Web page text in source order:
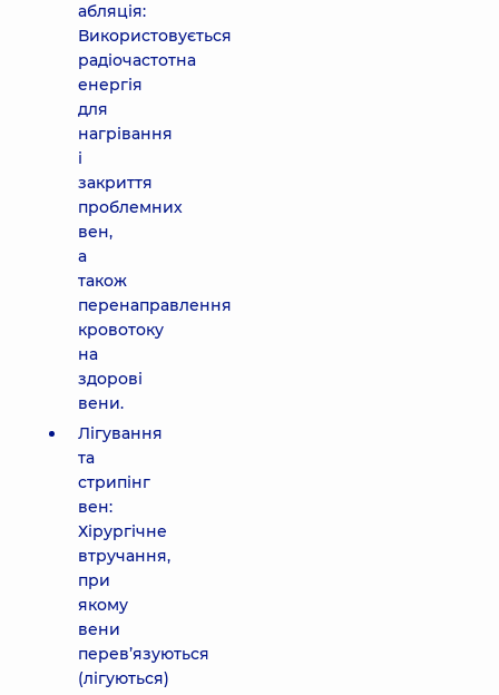
абляція:
Використовується
радіочастотна
енергія
для
нагрівання
і
закриття
проблемних
вен,
а
також
перенаправлення
кровотоку
на
здорові
вени.
Лігування
та
стрипінг
вен:
Хірургічне
втручання,
при
якому
вени
перев’язуються
(лігуються)